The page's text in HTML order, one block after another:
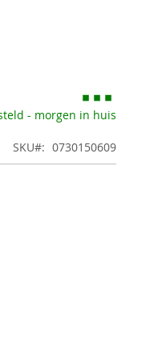
- morgen in huis
SKU 0730150609